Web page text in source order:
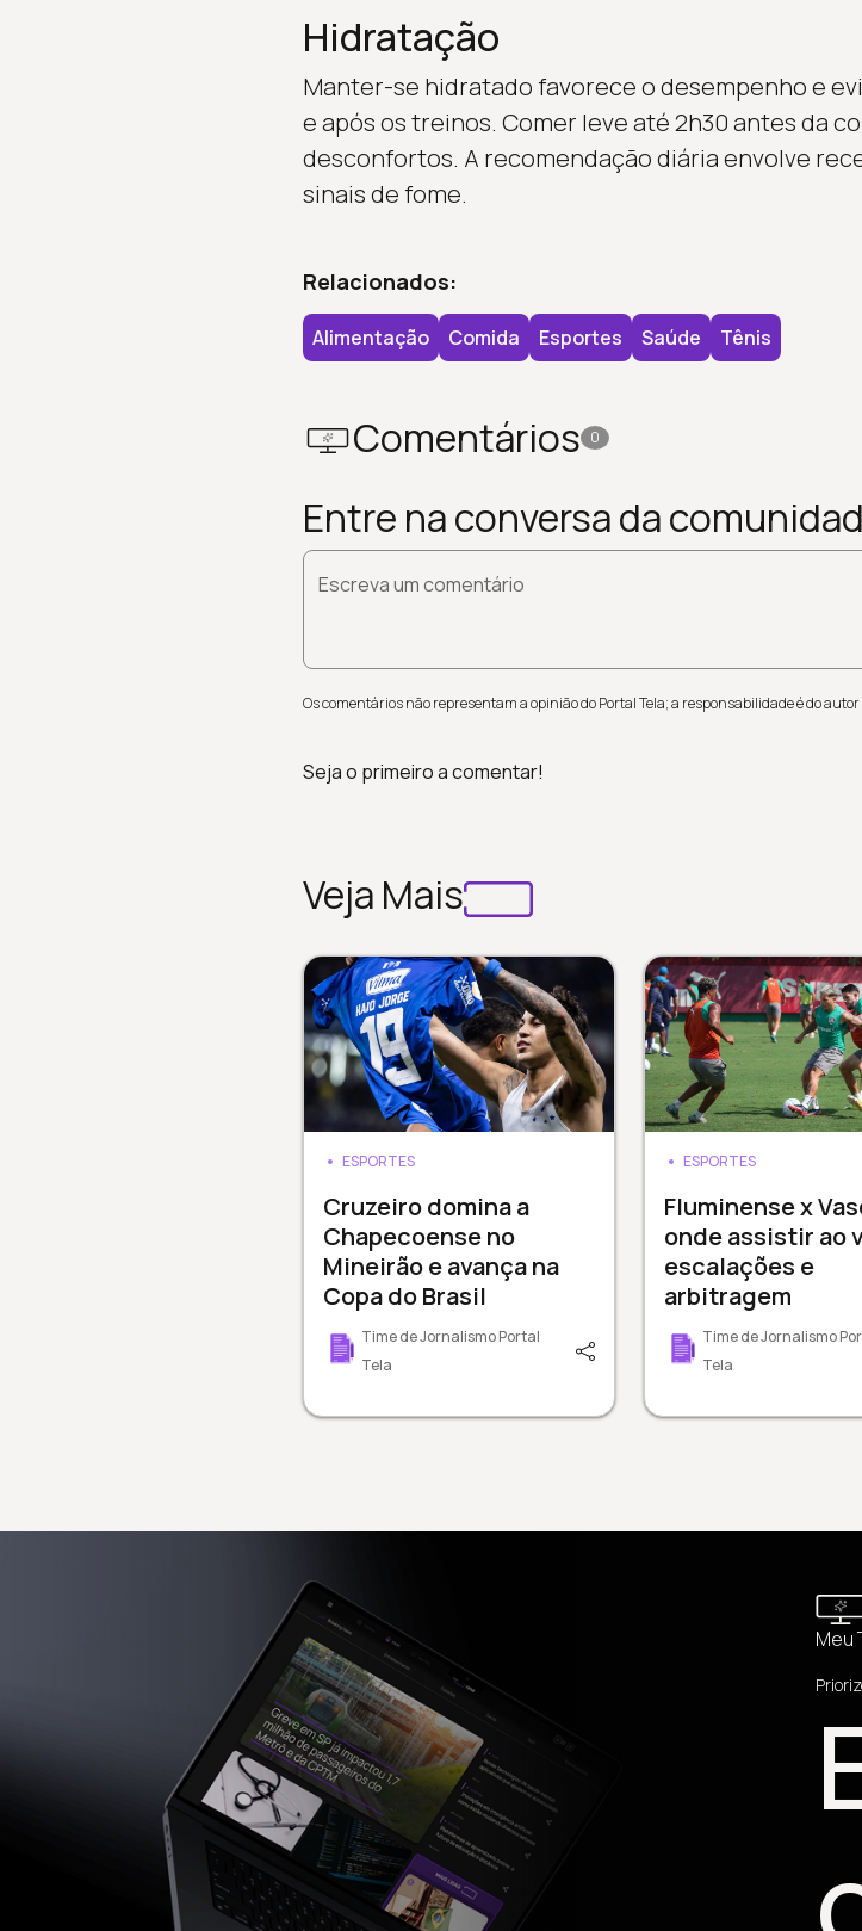
Hidratação
Manter-se hidratado favorece o desempenho e
e após os treinos. Comer leve até 2h30 antes da
desconfortos. A recomendação diária envolve
sinais de fome.
Relacionados:
Alimentação Comida Esportes Saúde Tênis
Comentários 0
Entre na conversa da
Escreva um comentário
Os comentários não representam a opinião do Portal Tela; a responsabilidade é do
Seja o primeiro a comentar!
Veja Mais
ESPORTES
Cruzeiro domina a
Chapecoense no
Mineirão e avança na
Copa do Brasil
Time de Jornalismo Portal
Tela
ESPORTES
Fluminense x
onde assistir ao
escalações e
arbitragem
Time de Jornalismo
Tela
Meu